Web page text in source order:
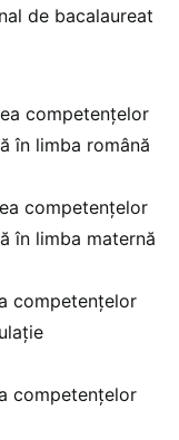
de bacalaureat
competențelor
în limba română
competențelor
în limba maternă
competențelor
competențelor